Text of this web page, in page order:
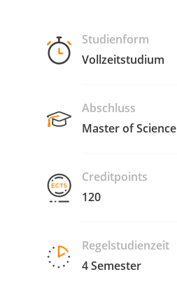
Studienform
Vollzeitstudium
Abschluss
Master of Science
Creditpoints
120
Regelstudienzeit
4 Semester